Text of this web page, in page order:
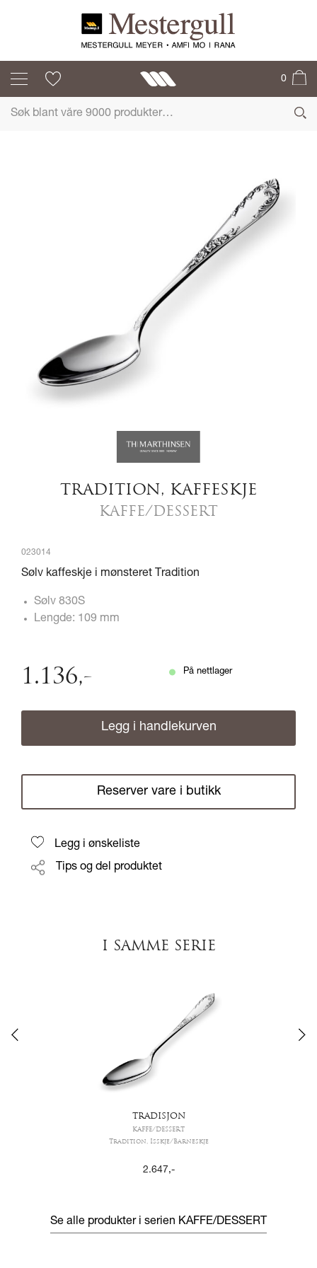
0
TRADITION, KAFFESKJE
KAFFE/DESSERT
023014
Sølv kaffeskje i mønsteret Tradition
Sølv 830S
Lengde: 109 mm
1.136,- På nettlager
Legg i handlekurven
Reserver vare i butikk
Legg i ønskeliste
Tips og del produktet
I SAMME SERIE
TRADISJON
KAFFE/DESSERT
Tradition, Isskje/Barneskje
2.647 ,-
Se alle produkter i serien KAFFE/DESSERT
TRADISJON